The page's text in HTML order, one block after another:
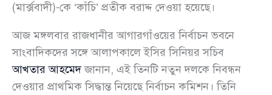
(মার্ক্সবাদী)-কে ‘কাঁচি’ প্রতীক বরাদ্দ দেওয়া হয়েছে।
আজ মঙ্গলবার রাজধানীর আগারগাঁওয়ের নির্বাচন ভবনে
সাংবাদিকদের সঙ্গে আলাপকালে ইসির সিনিয়র সচিব
আখতার আহমেদজানান, এই তিনটি নতুন দলকে নিবন্ধন
দেওয়ার প্রাথমিক সিদ্ধান্ত নিয়েছে নির্বাচন কমিশন। তিনি